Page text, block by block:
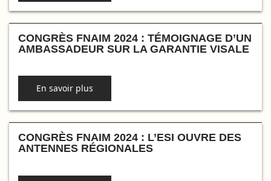
CONGRÈS FNAIM 2024 : TÉMOIGNAGE D’UN
AMBASSADEUR SUR LA GARANTIE VISALE
En savoir plus
CONGRÈS FNAIM 2024 : L’ESI OUVRE DES
ANTENNES RÉGIONALES